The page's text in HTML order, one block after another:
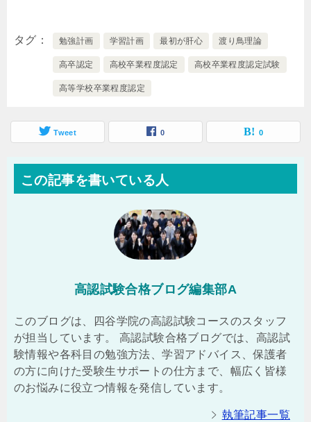
タグ 勉強計画 学習計画 最初が肝心 渡り鳥理論
高卒認定 高校卒業程度認定 高校卒業程度認定試験
高等学校卒業程度認定
Tweet 0 0
この記事を書いている人
高認試験合格ブログ編集部A
このブログは、四谷学院の高認試験コースのスタッフ
が担当しています。 高認試験合格ブログでは、高認試
験情報や各科目の勉強方法、学習アドバイス、保護者
の方に向けた受験生サポートの仕方まで、幅広く皆様
のお悩みに役立つ情報を発信しています。
執筆記事一覧